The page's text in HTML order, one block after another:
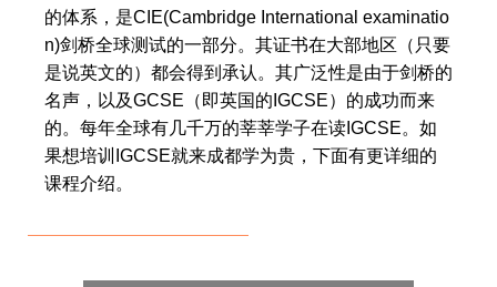
的体系，是CIE(Cambridge International examinatio
n)剑桥全球测试的一部分。其证书在大部地区（只要
是说英文的）都会得到承认。其广泛性是由于剑桥的
名声，以及GCSE（即英国的IGCSE）的成功而来
的。每年全球有几千万的莘莘学子在读IGCSE。如
果想培训IGCSE就来成都学为贵，下面有更详细的
课程介绍。